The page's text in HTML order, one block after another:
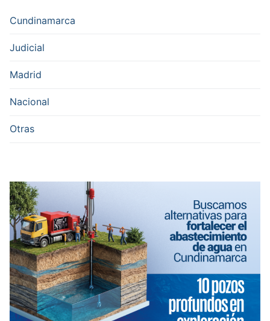
Cundinamarca
Judicial
Madrid
Nacional
Otras